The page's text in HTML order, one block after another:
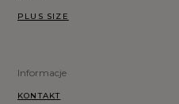
PLUS SIZE
Informacje
KONTAKT